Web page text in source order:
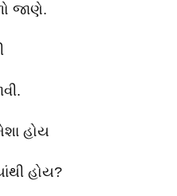
જાણે.
હોય
હોય?